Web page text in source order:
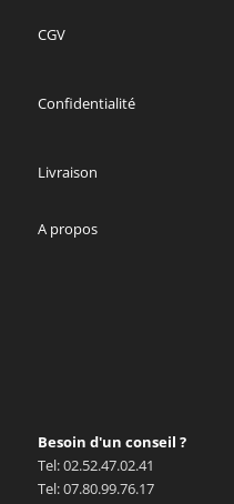
CGV
Confidentialité
Livraison
A propos
Besoin d'un conseil ?
Tel: 02.52.47.02.41
Tel: 07.80.99.76.17